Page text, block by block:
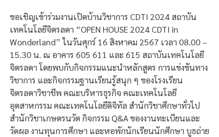
ขอเชิญเข้าร่วมงานเปิดบ้านวิชาการ CDTI 2024 สถาบัน
เทคโนโลยีจิตรลดา “OPEN HOUSE 2024 CDTI in
Wonderland” ในวันศุกร์ 16 สิงหาคม 2567 เวลา 08.00 –
15.30 น. ณ อาคาร 605 611 และ 615 สถาบันเทคโนโลยี
จิตรลดา โดยพบกับกิจกรรมแนะนำหลักสูตร การแข่งขันทาง
วิชาการ และกิจกรรมฐานเรียนรู้สนุก ๆ ของโรงเรียน
จิตรลดาวิชาชีพ คณะบริหารธุรกิจ คณะเทคโนโลยี
อุตสาหกรรม คณะเทคโนโลยีดิจิทัล สำนักวิชาศึกษาทั่วไป
สำนักวิชาเกษตรนวัต กิจกรรม Q&A ของงานทะเบียนและ
วัดผล งานทุนการศึกษา และหอพักนักเรียนนักศึกษา บูธถ่าย